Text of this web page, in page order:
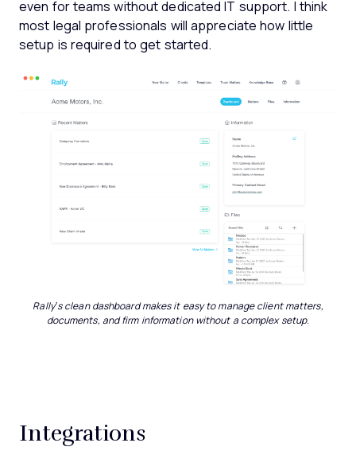
even for teams without dedicated IT support. I think
most legal professionals will appreciate how little
setup is required to get started.
Rally’s clean dashboard makes it easy to manage client matters,
documents, and firm information without a complex setup.
Integrations